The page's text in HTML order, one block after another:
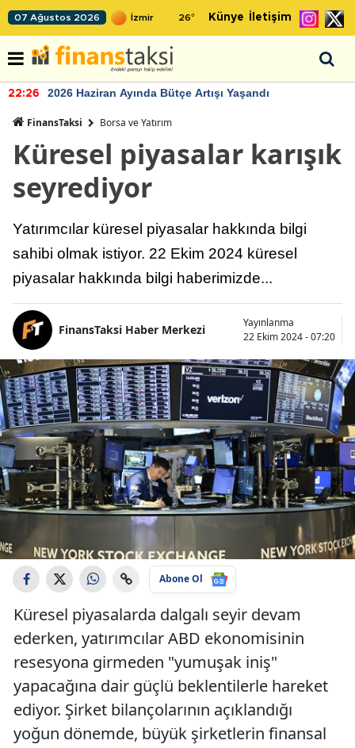
07 Ağustos 2026 26° Künye İletişim
22:26 2026 Haziran Ayında Bütçe Artışı Yaşandı
FinansTaksi Borsa ve Yatırım
Küresel piyasalar karışık
seyrediyor
Yatırımcılar küresel piyasalar hakkında bilgi
sahibi olmak istiyor. 22 Ekim 2024 küresel
piyasalar hakkında bilgi haberimizde...
FinansTaksi Haber Merkezi
Yayınlanma
22 Ekim 2024 - 07:20
Abone Ol
Küresel piyasalarda dalgalı seyir devam
ederken, yatırımcılar ABD ekonomisinin
resesyona girmeden "yumuşak iniş"
yapacağına dair güçlü beklentilerle hareket
ediyor. Şirket bilançolarının açıklandığı
yoğun dönemde, büyük şirketlerin finansal